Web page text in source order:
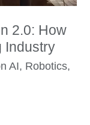
2.0: How
Industry
AI, Robotics,